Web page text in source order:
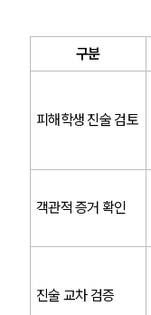
구분
피해학생 진술 검토
객관적 증거 확인
진술 교차 검증